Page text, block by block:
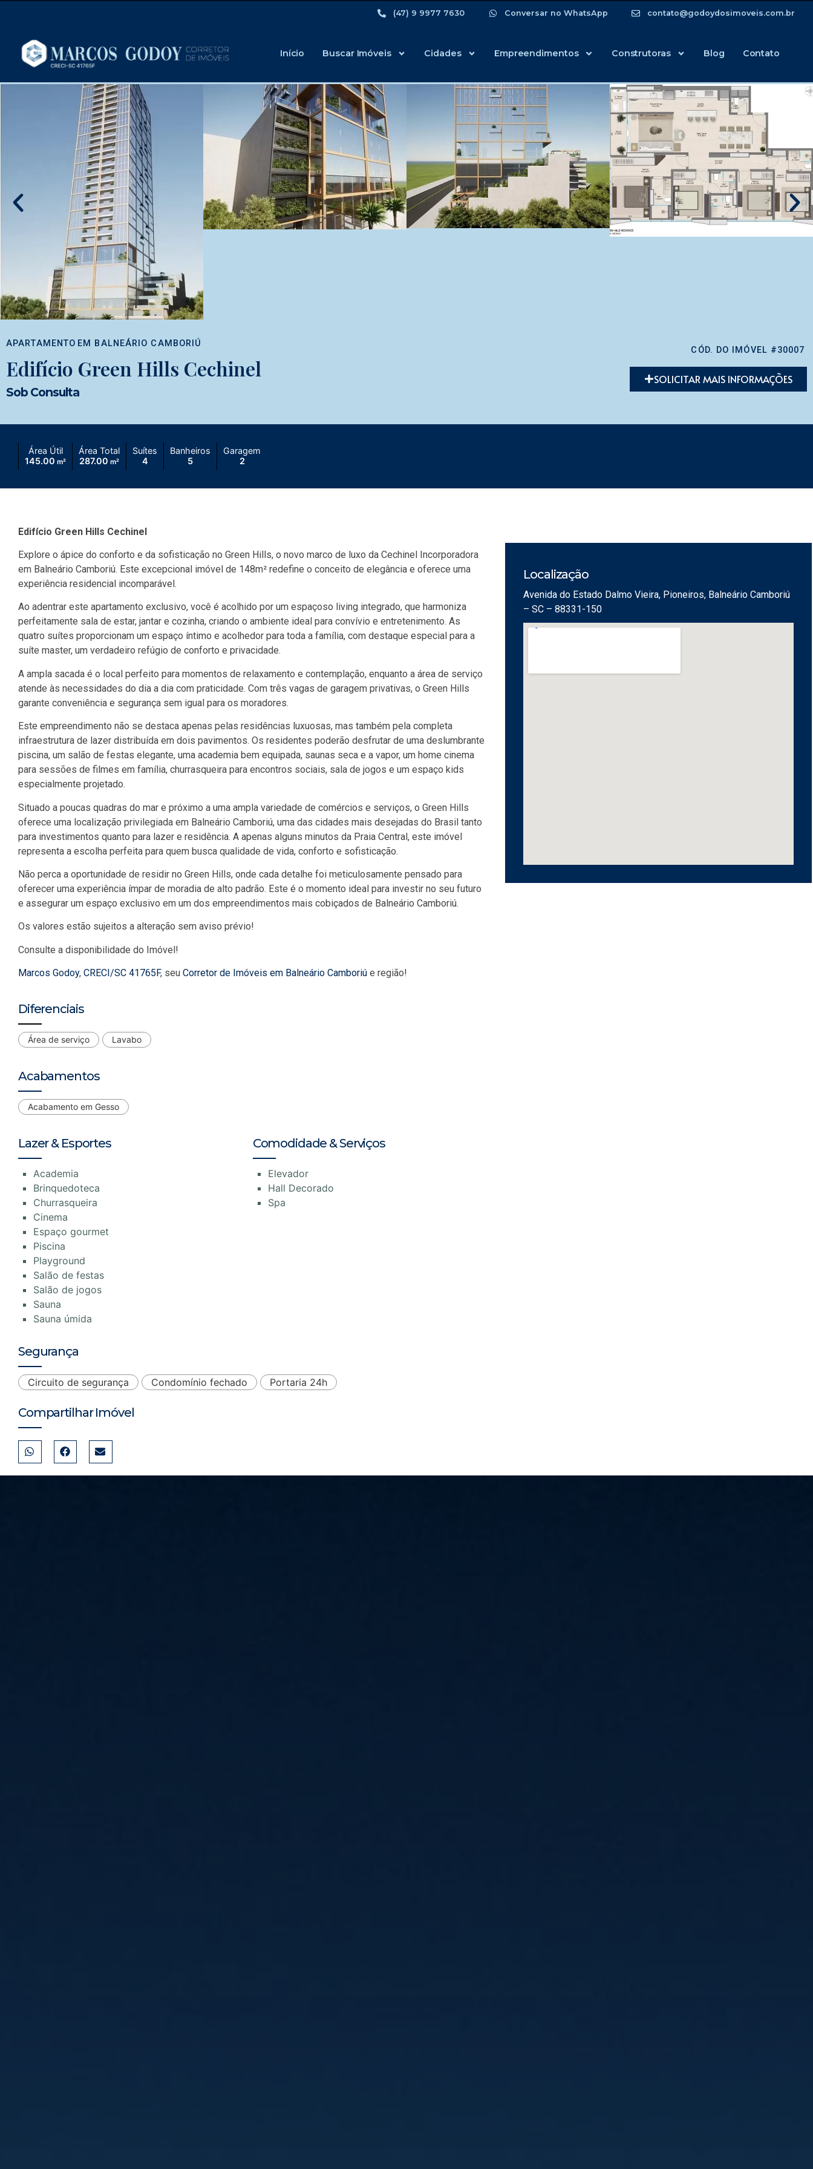
(47) 9 9977 7630 Conversar no WhatsApp contato@godoydosimoveis.com.br
Início Buscar Imóveis Cidades Empreendimentos Construtoras Blog Contato
APARTAMENTO EM BALNEÁRIO CAMBORIÚ
Edifício Green Hills Cechinel
Sob Consulta
CÓD. DO IMÓVEL #30007
SOLICITAR MAIS INFORMAÇÕES
Área Útil
145.00 m²
Área Total
287.00 m²
Suítes
4
Banheiros
5
Garagem
2
Edifício Green Hills Cechinel
Explore o ápice do conforto e da sofisticação no Green Hills, o novo marco de luxo da Cechinel Incorporadora
em Balneário Camboriú. Este excepcional imóvel de 148m² redefine o conceito de elegância e oferece uma
experiência residencial incomparável.
Ao adentrar este apartamento exclusivo, você é acolhido por um espaçoso living integrado, que harmoniza
perfeitamente sala de estar, jantar e cozinha, criando o ambiente ideal para convívio e entretenimento. As
quatro suítes proporcionam um espaço íntimo e acolhedor para toda a família, com destaque especial para a
suíte master, um verdadeiro refúgio de conforto e privacidade.
A ampla sacada é o local perfeito para momentos de relaxamento e contemplação, enquanto a área de serviço
atende às necessidades do dia a dia com praticidade. Com três vagas de garagem privativas, o Green Hills
garante conveniência e segurança sem igual para os moradores.
Este empreendimento não se destaca apenas pelas residências luxuosas, mas também pela completa
infraestrutura de lazer distribuída em dois pavimentos. Os residentes poderão desfrutar de uma deslumbrante
piscina, um salão de festas elegante, uma academia bem equipada, saunas seca e a vapor, um home cinema
para sessões de filmes em família, churrasqueira para encontros sociais, sala de jogos e um espaço kids
especialmente projetado.
Situado a poucas quadras do mar e próximo a uma ampla variedade de comércios e serviços, o Green Hills
oferece uma localização privilegiada em Balneário Camboriú, uma das cidades mais desejadas do Brasil tanto
para investimentos quanto para lazer e residência. A apenas alguns minutos da Praia Central, este imóvel
representa a escolha perfeita para quem busca qualidade de vida, conforto e sofisticação.
Não perca a oportunidade de residir no Green Hills, onde cada detalhe foi meticulosamente pensado para
oferecer uma experiência ímpar de moradia de alto padrão. Este é o momento ideal para investir no seu futuro
e assegurar um espaço exclusivo em um dos empreendimentos mais cobiçados de Balneário Camboriú.
Os valores estão sujeitos a alteração sem aviso prévio!
Consulte a disponibilidade do Imóvel!
Marcos Godoy, CRECI/SC 41765F, seu Corretor de Imóveis em Balneário Camboriú e região!
Diferenciais
Área de serviço Lavabo
Acabamentos
Acabamento em Gesso
Lazer & Esportes
Academia
Brinquedoteca
Churrasqueira
Cinema
Espaço gourmet
Piscina
Playground
Salão de festas
Salão de jogos
Sauna
Sauna úmida
Comodidade & Serviços
Elevador
Hall Decorado
Spa
Segurança
Circuito de segurança Condomínio fechado Portaria 24h
Compartilhar Imóvel
Localização
Avenida do Estado Dalmo Vieira, Pioneiros, Balneário Camboriú
– SC – 88331-150